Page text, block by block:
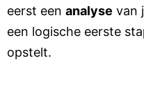
eerst een analyse van
een logische eerste
opstelt.